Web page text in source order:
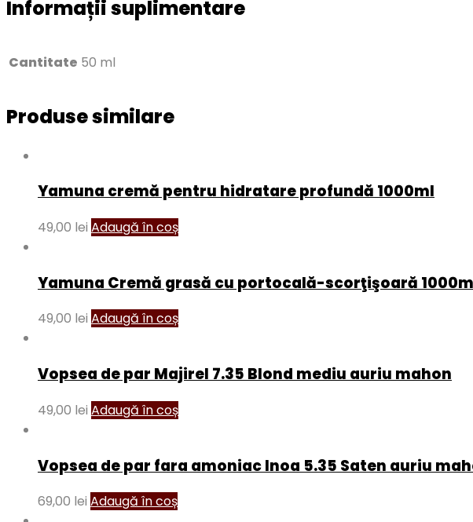
Informații suplimentare
Cantitate 50 ml
Produse similare
Yamuna cremă pentru hidratare profundă 1000ml
49,00 lei Adaugă în coș
Yamuna Cremă grasă cu portocală-scorţişoară
49,00 lei Adaugă în coș
Vopsea de par Majirel 7.35 Blond mediu auriu mahon
49,00 lei Adaugă în coș
Vopsea de par fara amoniac Inoa 5.35 Saten auriu
69,00 lei Adaugă în coș